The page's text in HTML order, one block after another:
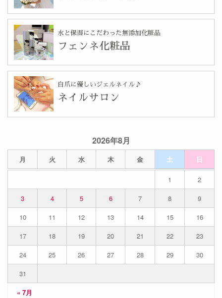
2026年8月
月 火 水 木 金 土 日
« 7月
1
2
3
4 5 6 7 8
9
10
11 12 13 14 15
16
17
18 19 20 21 22
23
24
25 26 27 28 29
30
31
水と保湿にこだわった無添加化粧品
フェンネ化粧品
自爪に優しいジェルネイル♪
ネイルサロン